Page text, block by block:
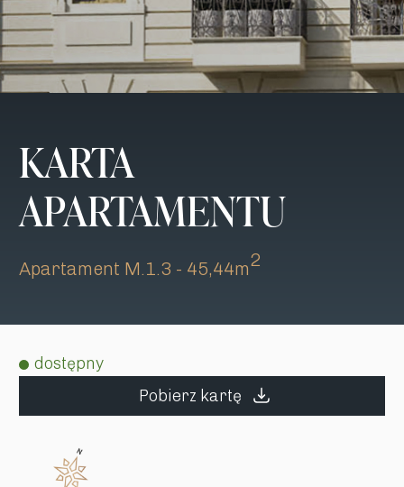
KARTA
APARTAMENTU
Apartament M.1.3 - 45,44m2
dostępny
Pobierz kartę